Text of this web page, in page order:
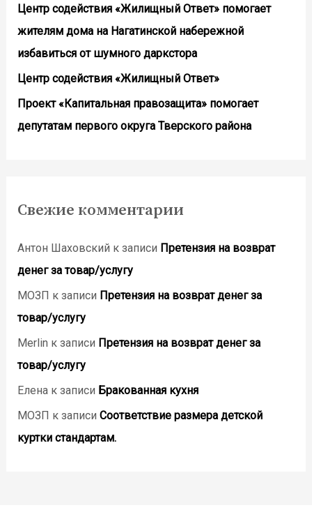
Центр содействия «Жилищный Ответ» помогает
жителям дома на Нагатинской набережной
избавиться от шумного даркстора
Центр содействия «Жилищный Ответ»
Проект «Капитальная правозащита» помогает
депутатам первого округа Тверского района
Свежие комментарии
Антон Шаховский к записи Претензия на возврат
денег за товар/услугу
МОЗП к записи Претензия на возврат денег за
товар/услугу
Merlin к записи Претензия на возврат денег за
товар/услугу
Еленак записи Бракованная кухня
МОЗП к записи Соответствие размера детской
куртки стандартам.